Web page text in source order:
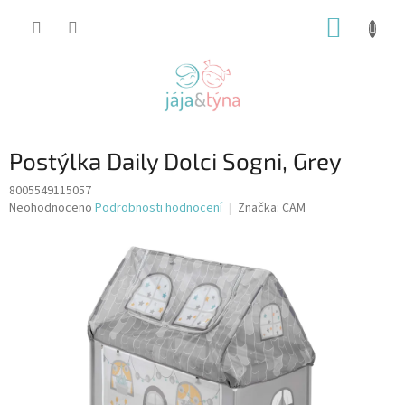
Postýlka Daily Dolci Sogni, Grey
8005549115057
Průměrné
Neohodnoceno Podrobnosti hodnocení Značka: CAM